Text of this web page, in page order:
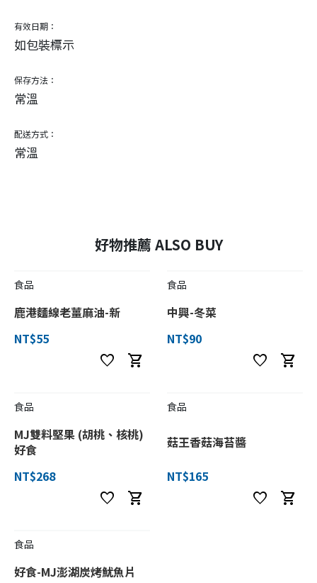
有效日期：
如包裝標示
保存方法：
常溫
配送方式：
常溫
好物推薦 ALSO BUY
食品
鹿港麵線老薑麻油-新
NT$55
favorite shopping_cart
食品
中興-冬菜
NT$90
favorite shopping_cart
食品
MJ雙料堅果 (胡桃、核桃)
好食
NT$268
favorite shopping_cart
食品
菇王香菇海苔醬
NT$165
favorite shopping_cart
食品
好食-MJ澎湖炭烤魷魚片